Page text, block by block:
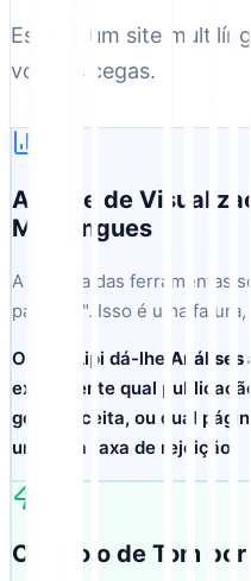
Escalar um site
voar às cegas.
Análise de
Multilingues
A maioria das ferramentas
palavras". Isso é uma
O MultiLipi dá-lhe Análises
exatamente qual
gerar receita, ou qual
uma alta taxa de rejeição.
Controlo de Tom por